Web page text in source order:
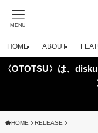
MENU
HOME ABOUT
〈OTOTSU〉は、
HOME RELEASE